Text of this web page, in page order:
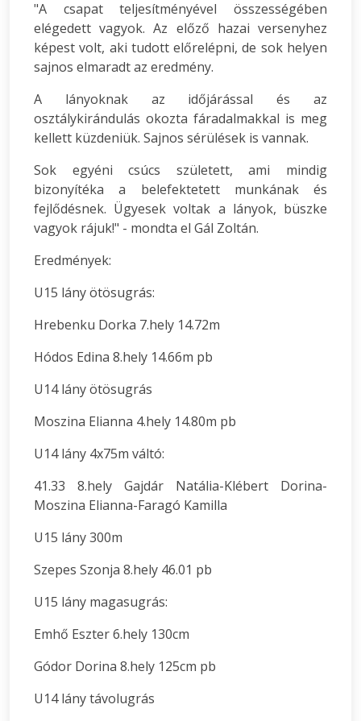
"A csapat teljesítményével összességében
elégedett vagyok. Az előző hazai versenyhez
képest volt, aki tudott előrelépni, de sok helyen
sajnos elmaradt az eredmény.
A lányoknak az időjárással és az
osztálykirándulás okozta fáradalmakkal is meg
kellett küzdeniük. Sajnos sérülések is vannak.
Sok egyéni csúcs született, ami mindig
bizonyítéka a belefektetett munkának és
fejlődésnek. Ügyesek voltak a lányok, büszke
vagyok rájuk!" - mondta el Gál Zoltán.
Eredmények:
U15 lány ötösugrás:
Hrebenku Dorka 7.hely 14.72m
Hódos Edina 8.hely 14.66m pb
U14 lány ötösugrás
Moszina Elianna 4.hely 14.80m pb
U14 lány 4x75m váltó:
41.33 8.hely Gajdár Natália-Klébert Dorina-
Moszina Elianna-Faragó Kamilla
U15 lány 300m
Szepes Szonja 8.hely 46.01 pb
U15 lány magasugrás:
Emhő Eszter 6.hely 130cm
Gódor Dorina 8.hely 125cm pb
U14 lány távolugrás